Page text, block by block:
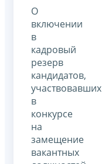
О
включении
в
кадровый
резерв
кандидатов,
участвовавших
в
конкурсе
на
замещение
вакантных